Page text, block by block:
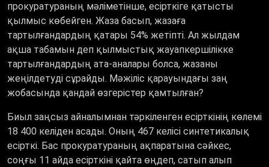
прокуратураның мәліметінше, есірткіге қатысты
қылмыс көбейген. Жаза басып, жазаға
тартылғандардың қатары 54% жетіпті. Ал жылдам
ақша табамын деп қылмыстық жауапкершілікке
тартылғандардың ата-аналары болса, жазаны
жеңілдетуді сұрайды. Мәжіліс қарауындағы заң
жобасында қандай өзгерістер қамтылған?
Биыл заңсыз айналымнан тәркіленген есірткінің көлемі
18 400 келіден асады. Оның 467 келісі синтетикалық
есірткі. Бас прокуратураның ақпаратына сәйкес,
соңғы 11 айда есірткіні қайта өңдеп, сатып алып